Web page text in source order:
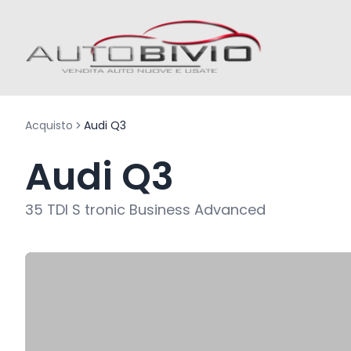
Acquisto Audi Q3
Audi Q3
35 TDI S tronic Business Advanced